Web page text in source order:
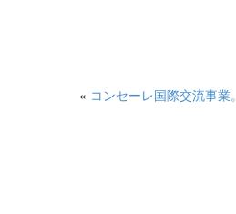
« コンセーレ国際交流事業。